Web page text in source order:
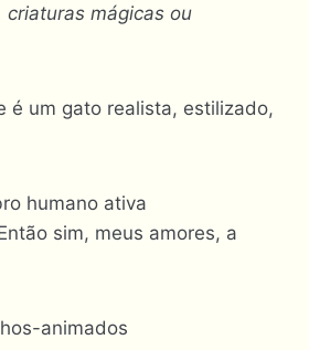
mágicas ou
é um gato realista, estilizado,
humano ativa
sim, meus amores, a